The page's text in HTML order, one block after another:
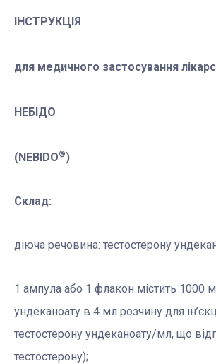
ІНСТРУКЦІЯ
для медичного застосування
НЕБІДО
(NEBIDO®)
Склад:
діюча речовина: тестостерону
1 ампула або 1 флакон містить 1000
ундеканоату в 4 мл розчину для
тестостерону ундеканоату/мл, що
тестостерону);